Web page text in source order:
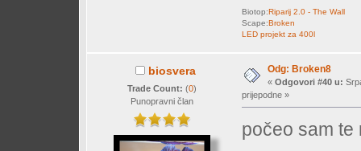
Biotop:Riparij 2.0 - The Wall
Scape:Broken
LED projekt za 400l
biosvera
Trade Count: (0)
Punopravni član
Odg: Broken8
« Odgovori #40 u:
prijepodne »
počeo sam